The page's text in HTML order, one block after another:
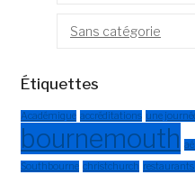
Sans catégorie
Étiquettes
Académique accréditations une
bournemouth
Southbourne christchurch